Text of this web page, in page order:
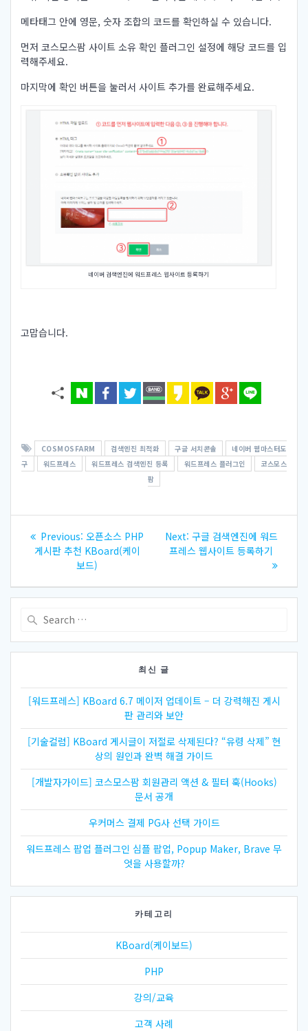
메타태그 안에 영문, 숫자 조합의 코드를 확인하실 수 있습니다.
먼저 코스모스팜 사이트 소유 확인 플러그인 설정에 해당 코드를 입
력해주세요.
마지막에 확인 버튼을 눌러서 사이트 추가를 완료해주세요.
네이버 검색엔진에 워드프레스 웹사이트 등록하기
고맙습니다.
COSMOSFARM 검색엔진 최적화 구글 서치콘솔
네이버 웹마스터도
구
워드프레스 워드프레스 검색엔진 등록 워드프레스 플러그인
코스모스
팜
글
비
게
이
Previous: Previous
post:
오픈소스 PHP
게시판 추천 KBoard(케이
보드)
Next: Next
post:
구글 검색엔진에 워드
프레스 웹사이트 등록하기
최신 글
[워드프레스] KBoard 6.7 메이저 업데이트 – 더 강력해진 게시
판 관리와 보안
[기술컬럼] KBoard 게시글이 저절로 삭제된다? “유령 삭제” 현
상의 원인과 완벽 해결 가이드
[개발자가이드] 코스모스팜 회원관리 액션 & 필터 훅(Hooks)
문서 공개
우커머스 결제 PG사 선택 가이드
워드프레스 팝업 플러그인 심플 팝업, Popup Maker, Brave 무
엇을 사용할까?
카테고리
KBoard(케이보드)
PHP
강의/교육
고객 사례